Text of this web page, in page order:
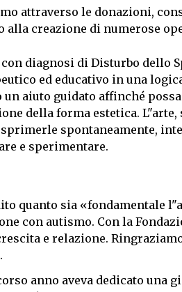
attraverso le donazioni,
creazione di numerose
con diagnosi di Disturbo dello
ed educativo in una
aiuto guidato affinché
della forma estetica.
spontaneamente,
e sperimentare.
quanto sia «fondamentale
con autismo. Con la
e relazione.
anno aveva dedicato una